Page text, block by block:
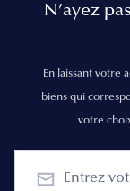
N’ayez
En laissant votre
biens qui
votre